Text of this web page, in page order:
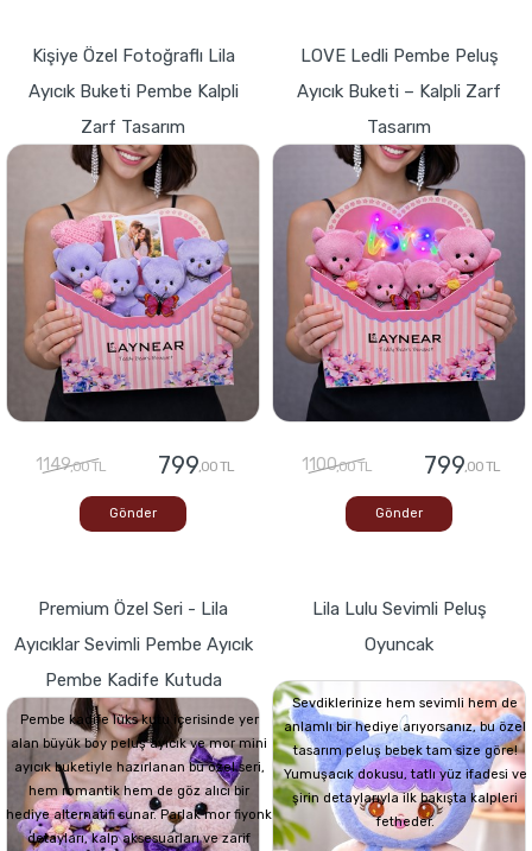
Kişiye Özel Fotoğraflı Lila
Ayıcık Buketi Pembe Kalpli
Zarf Tasarım
1149,00 TL 799,00 TL
Gönder
LOVE Ledli Pembe Peluş
Ayıcık Buketi – Kalpli Zarf
Tasarım
1100,00 TL 799,00 TL
Gönder
Premium Özel Seri - Lila
Ayıcıklar Sevimli Pembe Ayıcık
Pembe Kadife Kutuda
Pembe kadife lüks kutu içerisinde yer
alan büyük boy peluş ayıcık ve mor mini
ayıcık buketiyle hazırlanan bu özel seri,
hem romantik hem de göz alıcı bir
hediye alternatifi sunar. Parlak mor fiyonk
detayları, kalp aksesuarları ve zarif
Lila Lulu Sevimli Peluş
Oyuncak
Sevdiklerinize hem sevimli hem de
anlamlı bir hediye arıyorsanız, bu özel
tasarım peluş bebek tam size göre!
Yumuşacık dokusu, tatlı yüz ifadesi ve
şirin detaylarıyla ilk bakışta kalpleri
fetheder.